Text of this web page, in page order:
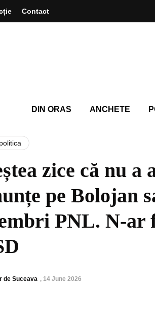
Contact
DIN ORAS ANCHETE
politica
zice că nu a
pe Bolojan
PNL. N-ar
de Suceava , 14 June 2026